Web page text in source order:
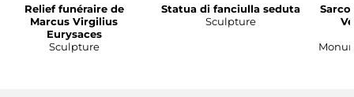
Relief funéraire de
Marcus Virgilius
Eurysaces
Sculpture
Statua di fanciulla seduta
Sculpture